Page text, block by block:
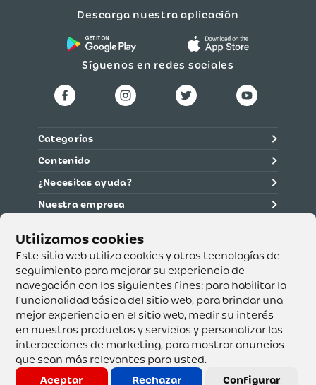
Este sitio web utiliza cookies y otras tecnologías de
seguimiento para mejorar su experiencia de
navegación con los siguientes fines: para habilitar la
funcionalidad básica del sitio web, para brindar una
mejor experiencia en el sitio web, medir su interés
en nuestros productos y servicios y personalizar las
interacciones de marketing, para mostrar anuncios
que sean más relevantes para usted.
Aceptar
Rechazar Configurar
Descarga nuestra aplicación
Síguenos en redes sociales
Categorías
Contenido
¿Necesitas ayuda?
Nuestra empresa
Supertiendas y Drogería Olímpica S.A. - Nit 890.107.487 -
Dirección de notificación: Calle 53 No. 46-192 local 3-01
Teléfono: 3232540999 - Correo:
servicioalcliente@olimpica.com.co
Copyright o Actualización 2023 OLÍMPICA S.A. Derechos
Reservados.